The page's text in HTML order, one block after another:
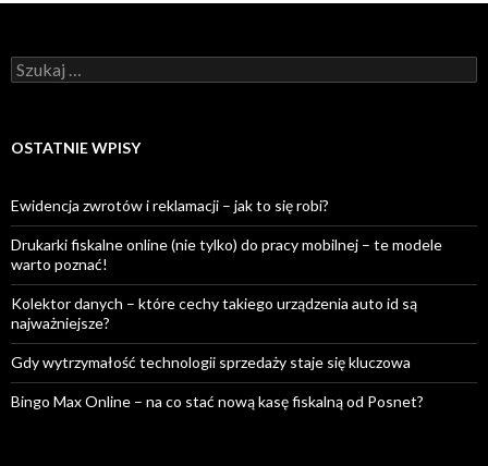
Szukaj:
OSTATNIE WPISY
Ewidencja zwrotów i reklamacji – jak to się robi?
Drukarki fiskalne online (nie tylko) do pracy mobilnej – te modele
warto poznać!
Kolektor danych – które cechy takiego urządzenia auto id są
najważniejsze?
Gdy wytrzymałość technologii sprzedaży staje się kluczowa
Bingo Max Online – na co stać nową kasę fiskalną od Posnet?